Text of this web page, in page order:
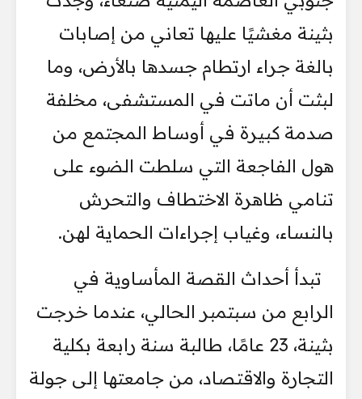
بثينة مغشيًا عليها تعاني من إصابات
بالغة جراء ارتطام جسدها بالأرض، وما
لبثت أن ماتت في المستشفى، مخلفة
صدمة كبيرة في أوساط المجتمع من
هول الفاجعة التي سلطت الضوء على
تنامي ظاهرة الاختطاف والتحرش
بالنساء، وغياب إجراءات الحماية لهن.
تبدأ أحداث القصة المأساوية في
الرابع من سبتمبر الحالي، عندما خرجت
بثينة، 23 عامًا، طالبة سنة رابعة بكلية
التجارة والاقتصاد، من جامعتها إلى جولة